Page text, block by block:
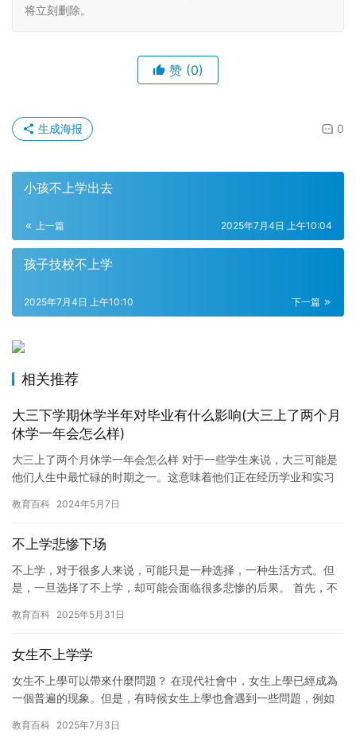
将立刻删除。
赞 (0)
0
生成海报
小孩不上学出去
上一篇 2025年7月4日 上午10:04
孩子技校不上学
下一篇
2025年7月4日 上午10:10
相关推荐
大三下学期休学半年对毕业有什么影响(大三上了两个月
休学一年会怎么样)
大三上了两个月休学一年会怎么样 对于一些学生来说，大三可能是
他们人生中最忙碌的时期之一。这意味着他们正在经历学业和实习
候遇…
教育百科 2024年5月7日
不上学悲惨下场
不上学，对于很多人来说，可能只是一种选择，一种生活方式。但
是，一旦选择了不上学，却可能会面临很多悲惨的后果。 首先，不
进入…
教育百科 2025年5月31日
女生不上学学
女生不上學可以帶來什麼問題？ 在現代社會中，女生上學已經成為
一個普遍的现象。但是，有時候女生上學也會遇到一些問題，例如
到擔…
教育百科 2025年7月3日